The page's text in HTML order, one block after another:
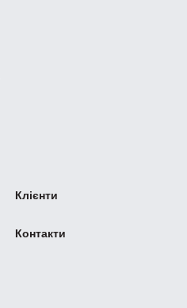
Клієнти
Контакти